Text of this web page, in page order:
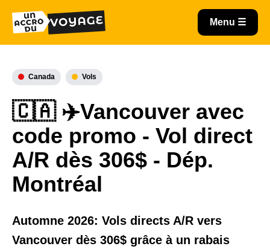
Canada Vols
🇨🇦 ✈️Vancouver avec
code promo - Vol direct
A/R dès 306$ - Dép.
Montréal
Automne 2026: Vols directs A/R vers
Vancouver dès 306$ grâce à un rabais